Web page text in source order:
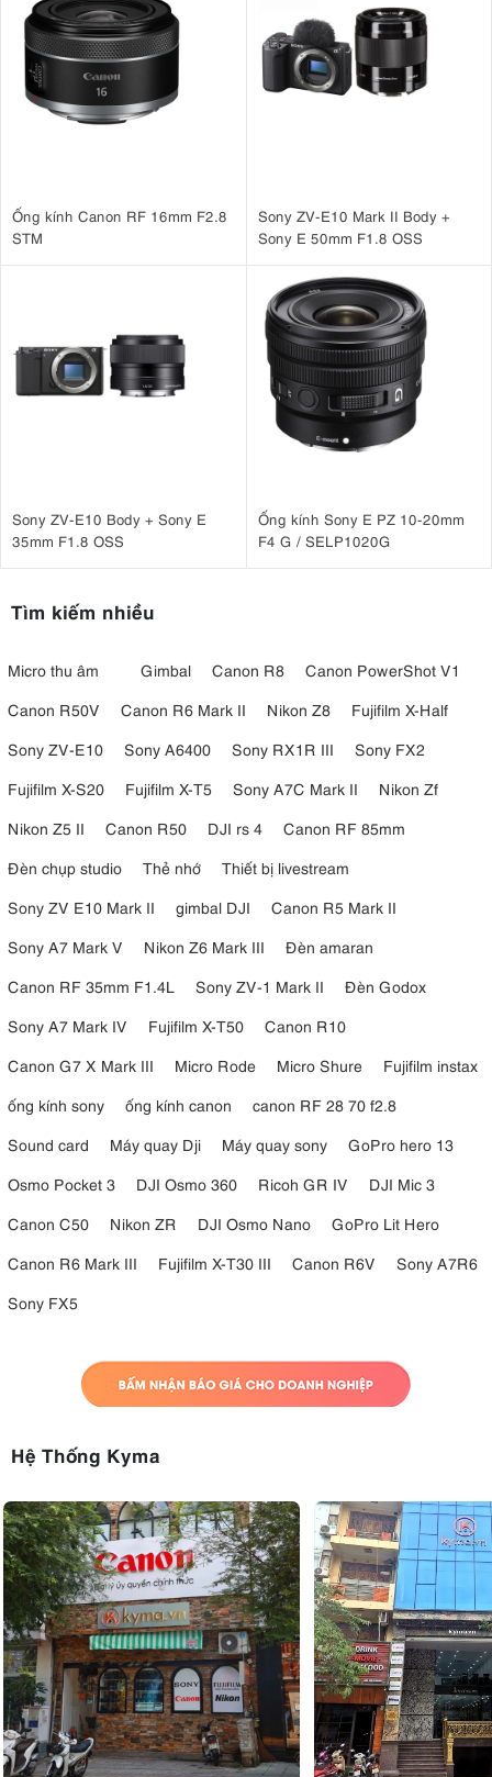
Ống kính Canon RF 16mm F2.8
STM
Sony ZV-E10 Mark II Body +
Sony E 50mm F1.8 OSS
Sony ZV-E10 Body + Sony E
35mm F1.8 OSS
Ống kính Sony E PZ 10-20mm
F4 G / SELP1020G
Tìm kiếm nhiều
Micro thu âm Gimbal Canon R8
Canon PowerShot V1
Canon R50V
Canon R6 Mark II Nikon Z8
Fujifilm X-Half
Sony ZV-E10
Sony A6400 Sony RX1R III
Sony FX2
Fujifilm X-S20
Fujifilm X-T5 Sony A7C Mark II
Nikon Zf
Nikon Z5 II
Canon R50 DJI rs 4
Canon RF 85mm
Đèn chụp studio
Thẻ nhớ
Thiết bị livestream
Sony ZV E10 Mark II
gimbal DJI
Canon R5 Mark II
Sony A7 Mark V
Nikon Z6 Mark III
Đèn amaran
Canon RF 35mm F1.4L
Sony ZV-1 Mark II
Đèn Godox
Sony A7 Mark IV
Fujifilm X-T50
Canon R10
Canon G7 X Mark III
Micro Rode Micro Shure
Fujifilm instax
ống kính sony
ống kính canon
canon RF 28 70 f2.8
Sound card
Máy quay Dji Máy quay sony
GoPro hero 13
Osmo Pocket 3
DJI Osmo 360 Ricoh GR IV
DJI Mic 3
Canon C50
Nikon ZR DJI Osmo Nano
GoPro Lit Hero
Canon R6 Mark III
Fujifilm X-T30 III Canon R6V
Sony A7R6
Sony FX5
Hệ Thống Kyma